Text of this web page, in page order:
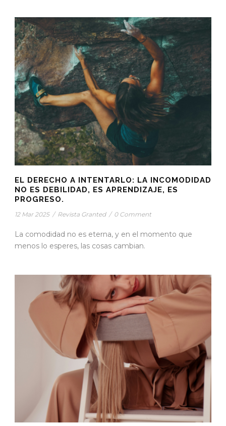
EL DERECHO A INTENTARLO: LA INCOMODIDAD
NO ES DEBILIDAD, ES APRENDIZAJE, ES
PROGRESO.
12 Mar 2025 / Revista Granted / 0 Comment
La comodidad no es eterna, y en el momento que
menos lo esperes, las cosas cambian.